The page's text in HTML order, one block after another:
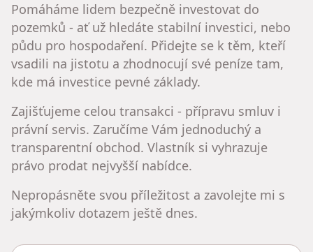
Pomáháme lidem bezpečně investovat do
pozemků - ať už hledáte stabilní investici, nebo
půdu pro hospodaření. Přidejte se k těm, kteří
vsadili na jistotu a zhodnocují své peníze tam,
kde má investice pevné základy.
Zajišťujeme celou transakci - přípravu smluv i
právní servis. Zaručíme Vám jednoduchý a
transparentní obchod. Vlastník si vyhrazuje
právo prodat nejvyšší nabídce.
Nepropásněte svou příležitost a zavolejte mi s
jakýmkoliv dotazem ještě dnes.